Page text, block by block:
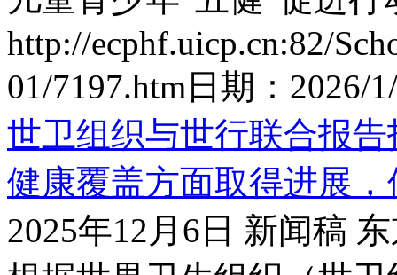
http://ecphf.uicp.cn:82/
01/7197.htm 日期： 2026/
世卫组织与世行联合报
健康覆盖方面取得进展
2025年12月6日 新闻稿